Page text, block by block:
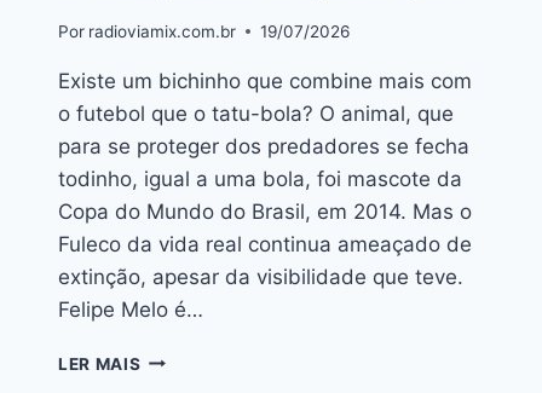
Por radioviamix.com.br 19/07/2026
Existe um bichinho que combine mais com
o futebol que o tatu-bola? O animal, que
para se proteger dos predadores se fecha
todinho, igual a uma bola, foi mascote da
Copa do Mundo do Brasil, em 2014. Mas o
Fuleco da vida real continua ameaçado de
extinção, apesar da visibilidade que teve.
Felipe Melo é…
LER MAIS